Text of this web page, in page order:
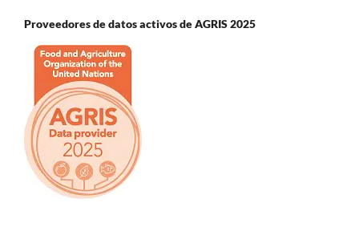
Proveedores de datos activos de AGRIS 2025